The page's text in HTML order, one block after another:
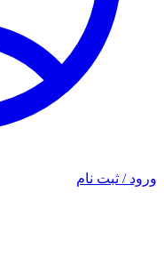
ورود / ثبت نام